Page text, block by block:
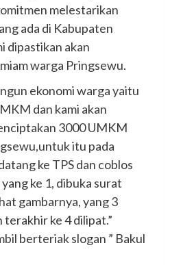
melestarikan
ada di Kabupaten
dipastikan akan
warga Pringsewu.
ekonomi warga yaitu
dan kami akan
3000 UMKM
itu pada
ke TPS dan coblos
ke 1, dibuka surat
gambarnya, yang 3
ke 4 dilipat.”
berteriak slogan ” Bakul